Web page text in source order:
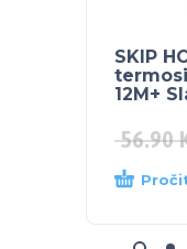
SKIP
12M+
56.90